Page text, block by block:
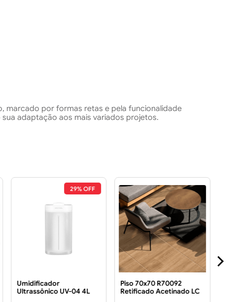
marcado por formas retas e pela funcionalidade
adaptação aos mais variados projetos.
29% OFF
Umidificador
Ultrassônico UV-04 4L
Piso 70x70 R70092
Retificado Acetinado LC